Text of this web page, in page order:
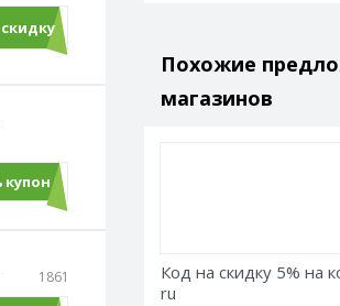
GBF6719
1861
Похожие
магазинов
Код на скидку 5% на
ru